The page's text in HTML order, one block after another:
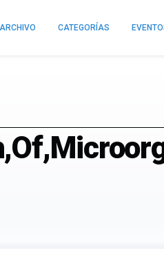
ARCHIVO CATEGORÍAS